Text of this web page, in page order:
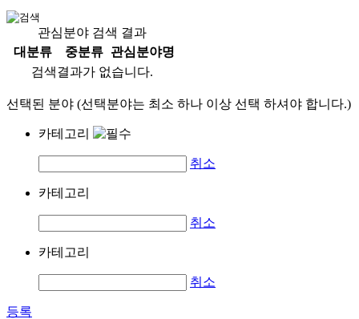
관심분야 검색 결과
대분류
중분류
관심분야명
검색결과가 없습니다.
선택된 분야 (선택분야는 최소 하나 이상 선택 하셔야 합니다.)
카테고리
취소
카테고리
취소
카테고리
취소
등록